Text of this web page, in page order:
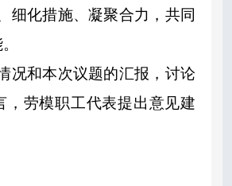
化措施、凝聚合力，共同
和本次议题的汇报，讨论
劳模职工代表提出意见建